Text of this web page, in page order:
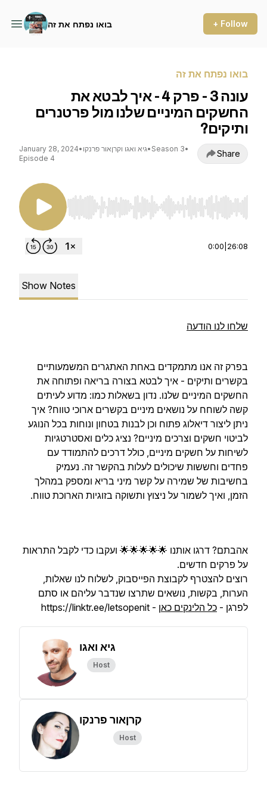
בואו נפתח את זה + Follow
בואו נפתח את זה
עונה 3 - פרק 4 - איך לבטא את
החשקים המיניים שלנו מול פרטנרים
ותיקים?
January 28, 2024• גיא ואגו וקרןאור פרנקו• Season 3•
Episode 4
Share
Use Left/Right to seek, Home/End to jump to
0:00 26:08
Show Notes
שלחו לנו הודעה
בפרק זה אנו מתמקדים באחת האתגרים המשמעותיים
בקשרים ותיקים - איך לבטא בצורה בריאה ופתוחה את
החשקים המיניים שלנו. נדון בשאלות כמו: מדוע לעיתים
קשה לשוחח על נושאים מיניים בקשרים ארוכי טווח? איך
ניתן ליצור דיאלוג פתוח וכן לבנות בטחון ונוחות בכל הנוגע
לביטוי חשקים וצרכים מיניים? נציג כלים ואסטרטגיות
לשיחות על חשקים מיניים, כולל דרכים להתמודד עם
פחדים וחששות שיכולים לעלות בהקשר זה. נעמיק
בחשיבות של שמירה על קשר מיני בריא ומספק במהלך
הזמן, ואיך לשמור על ניצוץ ותשוקה בזוגיות הארוכת טווח.
אהבתם? דרגו אותנו 🌟🌟🌟🌟🌟 ועקבו כדי לקבל התראות
על פרקים חדשים.
רוצים להצטרף לקבוצת הפייסבוק, לשלוח לנו שאלות,
הערות, בקשות, נושאים שתרצו שנדבר עליהם או סתם
לפרגן - כל הלינקים כאן - https://linktr.ee/letsopenit
גיא ואגו
Host
קרןאור פרנקו
Host